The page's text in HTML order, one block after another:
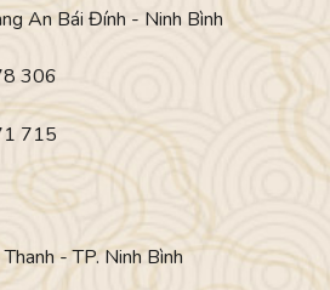
An Bái Đính - Ninh Bình
306
715
- TP. Ninh Bình